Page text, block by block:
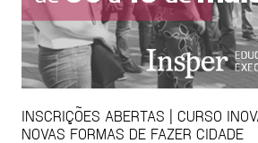
INSCRIÇÕES ABERTAS | CURSO
NOVAS FORMAS DE FAZER CIDADE